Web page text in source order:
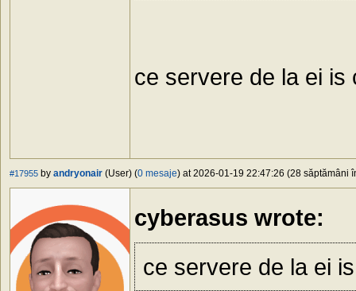
ce servere de la ei is
#17955 by andryonair (User) (0 mesaje) at 2026-01-19 22:47:26 (28 săptămâni
cyberasus wrote:
ce servere de la ei